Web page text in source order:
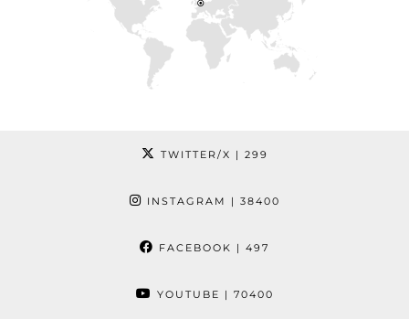
TWITTER/X | 299
INSTAGRAM | 38400
FACEBOOK | 497
YOUTUBE | 70400